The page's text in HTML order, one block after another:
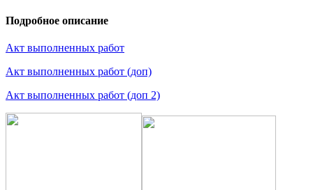
Подробное описание
Акт выполненных работ
Акт выполненных работ (доп)
Акт выполненных работ (доп 2)